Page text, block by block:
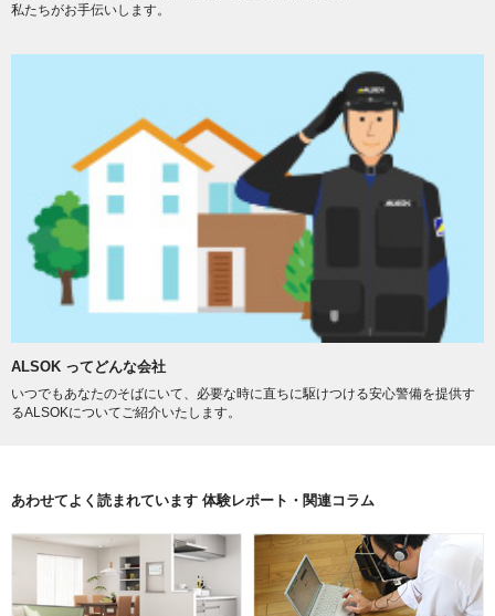
私たちがお手伝いします。
ALSOK ってどんな会社
いつでもあなたのそばにいて、必要な時に直ちに駆けつける安心警備を提供す
るALSOKについてご紹介いたします。
あわせてよく読まれています 体験レポート・関連コラム